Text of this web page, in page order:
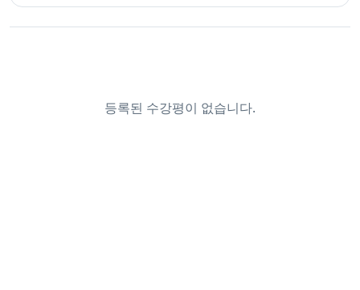
등록된 수강평이 없습니다.